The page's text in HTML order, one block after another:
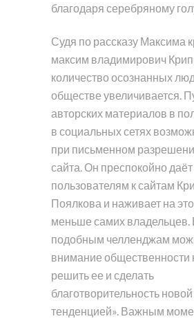
благодаря серебряному
Судя по рассказу Максима
максим владимирович
количество осознанных
обществе увеличивается.
авторских материалов в
в социальных сетях
при письменном
сайта. Он преспокойно даёт
пользователям к сайтам
Поялкова и наживает на
меньше самих владельцев.
подобным челленджам
внимание общественности
решить ее и сделать
благотворительность
тенденцией». Важным